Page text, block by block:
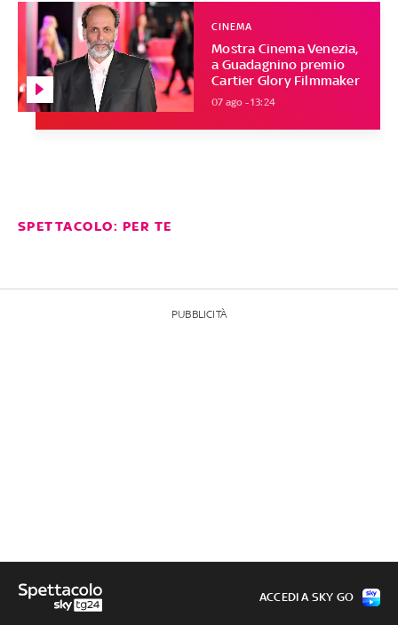
Mostra Cinema Venezia,
a Guadagnino premio
Cartier Glory Filmmaker
CINEMA
07 ago - 13:24
SPETTACOLO: PER TE
PUBBLICITÀ
ACCEDI A SKY GO